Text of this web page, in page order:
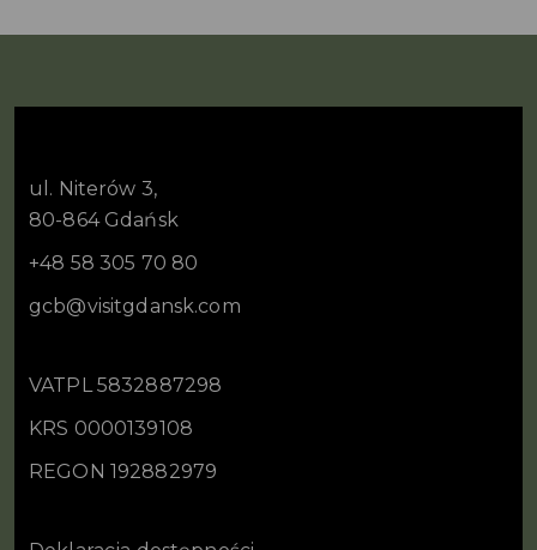
ul. Niterów 3,
80-864 Gdańsk
+48 58 305 70 80
gcb@visitgdansk.com
VATPL 5832887298
KRS 0000139108
REGON 192882979